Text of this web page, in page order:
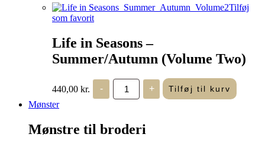
Tilføj
som favorit
Life in Seasons –
Summer/Autumn (Volume Two)
440,00 kr. -
Life
Seasons
(Volume
+ Tilføj til kurv
Mønster
Mønstre til broderi